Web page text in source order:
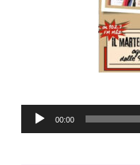
Audio
Player
00:00